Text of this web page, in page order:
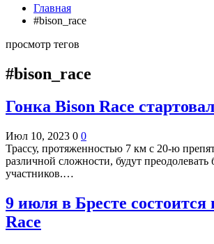
Главная
#bison_race
просмотр тегов
#bison_race
Гонка Bison Race
Июл 10, 2023 0 0
Трассу, протяженностью 7 км с 20-ю
различной сложности, будут преодолевать
участников.…
9 июля в Бресте состоится
Race